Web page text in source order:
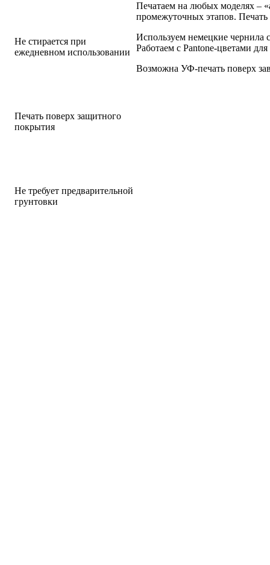
Не стирается при
ежедневном использовании
Печать поверх защитного
покрытия
Не требует предварительной
грунтовки
Печатаем на любых моделях –
промежуточных этапов. Печать
Используем немецкие
Работаем с Pantone-цветами
Возможна УФ-печать поверх